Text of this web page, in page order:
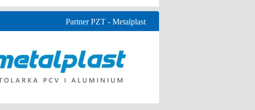
Partner PZT - Metalplast